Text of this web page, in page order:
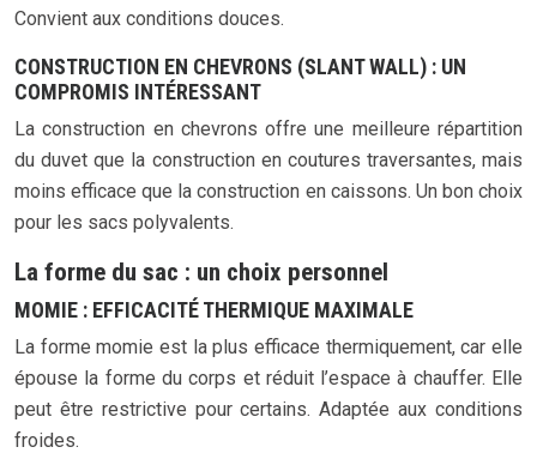
Convient aux conditions douces.
CONSTRUCTION EN CHEVRONS (SLANT WALL) : UN
COMPROMIS INTÉRESSANT
La construction en chevrons offre une meilleure répartition
du duvet que la construction en coutures traversantes, mais
moins efficace que la construction en caissons. Un bon choix
pour les sacs polyvalents.
La forme du sac : un choix personnel
MOMIE : EFFICACITÉ THERMIQUE MAXIMALE
La forme momie est la plus efficace thermiquement, car elle
épouse la forme du corps et réduit l’espace à chauffer. Elle
peut être restrictive pour certains. Adaptée aux conditions
froides.